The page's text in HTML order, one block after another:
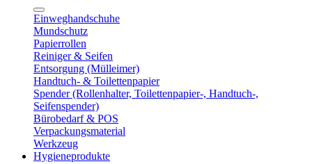
Einweghandschuhe
Mundschutz
Papierrollen
Reiniger & Seifen
Entsorgung (Mülleimer)
Handtuch- & Toilettenpapier
Spender (Rollenhalter, Toilettenpapier-, Handtuch-,
Seifenspender)
Bürobedarf & POS
Verpackungsmaterial
Werkzeug
Hygieneprodukte